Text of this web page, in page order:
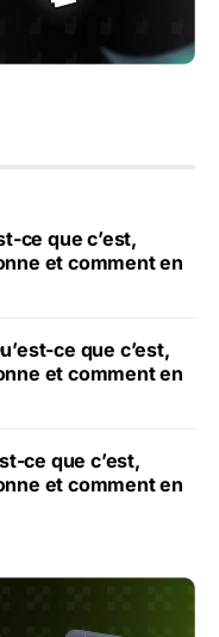
ce que c’est,
et comment en
ce que c’est,
et comment en
ce que c’est,
et comment en